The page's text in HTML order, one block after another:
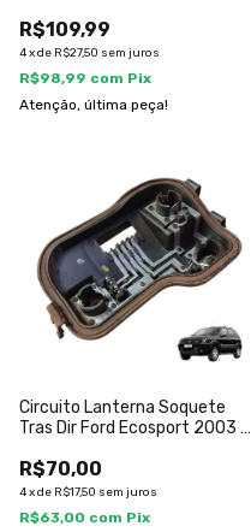
R$109,99
4xde R$27,50 sem juros
R$98,99 com Pix
Atenção, última peça!
Circuito Lanterna Soquete
Tras Dir Ford Ecosport 2003 A
R$70,00
4xde R$17,50 sem juros
R$63,00 com Pix